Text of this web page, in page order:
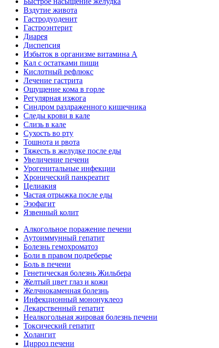
Вздутие живота
Гастродуоденит
Гастроэнтерит
Диарея
Диспепсия
Избыток в организме витамина А
Кал с остатками пищи
Кислотный рефлюкс
Лечение гастрита
Ощущение кома в горле
Регулярная изжога
Синдром раздраженного кишечника
Следы крови в кале
Слизь в кале
Сухость во рту
Тошнота и рвота
Тяжесть в желудке после еды
Увеличение печени
Урогенитальные инфекции
Хронический панкреатит
Целиакия
Частая отрыжка после еды
Эзофагит
Язвенный колит
Алкогольное поражение печени
Аутоиммунный гепатит
Болезнь гемохроматоз
Боли в правом подреберье
Боль в печени
Генетическая болезнь Жильбера
Желтый цвет глаз и кожи
Желчнокаменная болезнь
Инфекционный мононуклеоз
Лекарственный гепатит
Неалкогольная жировая болезнь печени
Токсический гепатит
Холангит
Цирроз печени